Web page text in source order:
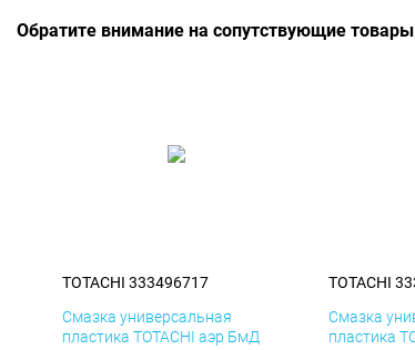
Обратите внимание на сопутствующие
TOTACHI 333496717
Смазка универсальная
пластика TOTACHI аэр БмД
TOTACHI
Смазка
пластика